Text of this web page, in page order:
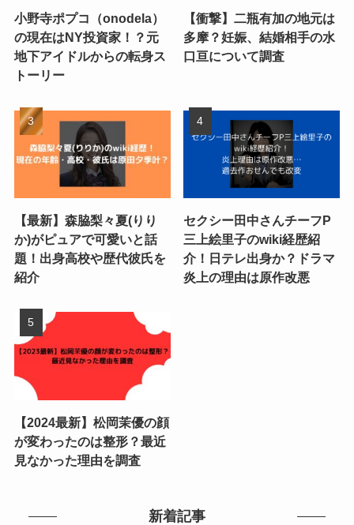
小野寺ポプコ（onodela）
の現在はNY投資家！？元
地下アイドルからの転身ス
トーリー
【衝撃】二瓶有加の地元は
多摩？妊娠、結婚相手の水
口亘について調査
【最新】森脇梨々夏(りり
か)がピュアで可愛いと話
題！出身高校や歴代彼氏を
紹介
セクシー田中さんチーフP
三上絵里子のwiki経歴紹
介！日テレ出身か？ドラマ
炎上の理由は原作改悪
【2024最新】松岡茉優の顔
が変わったのは整形？最近
見なかった理由を調査
新着記事